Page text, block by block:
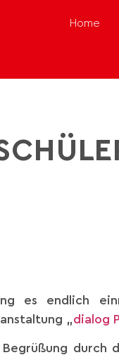
Home
es endlich
„dialog P
Begrüßung durch